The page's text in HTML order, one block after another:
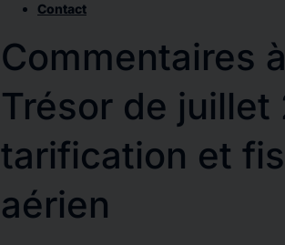
Contact
Commentaires
Trésor de
tarification et
aérien